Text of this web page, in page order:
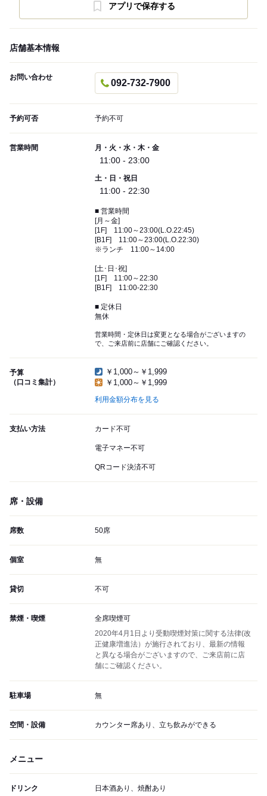
アプリで保存する
店舗基本情報
お問い合わせ
092-732-7900
予約可否 予約不可
営業時間 月・火・水・木・金
11:00 - 23:00
土・日・祝日
11:00 - 22:30
■ 営業時間
[月～金]
[1F] 11:00～23:00(L.O.22:45)
[B1F] 11:00～23:00(L.O.22:30)
※ランチ 11:00～14:00
[土･日･祝]
[1F] 11:00～22:30
[B1F] 11:00-22:30
■ 定休日
無休
営業時間・定休日は変更となる場合がございますの
で、ご来店前に店舗にご確認ください。
予算
（口コミ集計）
￥1,000～￥1,999
￥1,000～￥1,999
利用金額分布を見る
支払い方法 カード不可
電子マネー不可
QRコード決済不可
席・設備
席数 50席
個室 無
貸切 不可
禁煙・喫煙
全席喫煙可
2020年4月1日より受動喫煙対策に関する法律(改
正健康増進法）が施行されており、最新の情報
と異なる場合がございますので、ご来店前に店
舗にご確認ください。
駐車場 無
空間・設備 カウンター席あり、立ち飲みができる
メニュー
ドリンク 日本酒あり、焼酎あり